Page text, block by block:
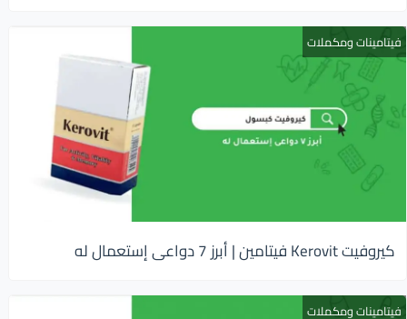
فيتامينات ومكملات
كيروفيت Kerovit فيتامين | أبرز 7 دواعى إستعمال له
فيتامينات ومكملات